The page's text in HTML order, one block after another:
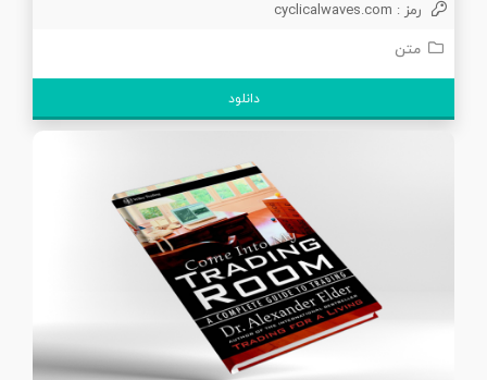
رمز : cyclicalwaves.com
متن
دانلود